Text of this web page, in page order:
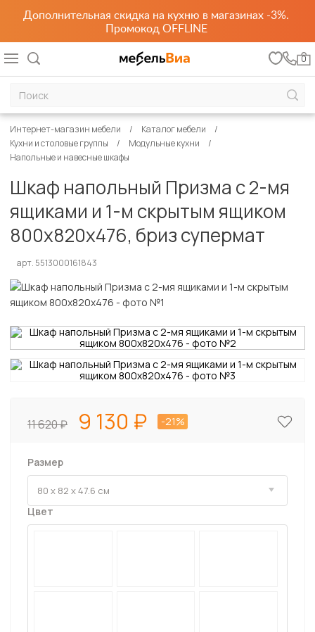
Дополнительная скидка на кухню в магазинах -3%.
Промокод OFFLINE
0
Интернет-магазин мебели
Каталог мебели
Кухни и столовые группы
Модульные кухни
Напольные и навесные шкафы
Шкаф напольный Призма с 2-мя
ящиками и 1-м скрытым ящиком
800х820х476, бриз супермат
арт. 5513000161843
11 620 9 130 -21%
Размер
Цвет